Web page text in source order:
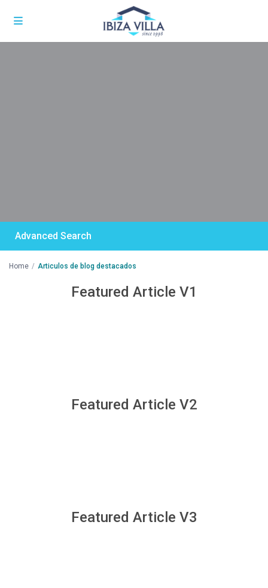
Advanced Search
Home Articulos de blog destacados
Featured Article V1
Featured Article V2
Featured Article V3